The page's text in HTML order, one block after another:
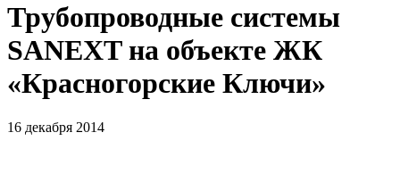
Трубопроводные системы
SANEXT на объекте ЖК
«Красногорские Ключи»
16 декабря 2014